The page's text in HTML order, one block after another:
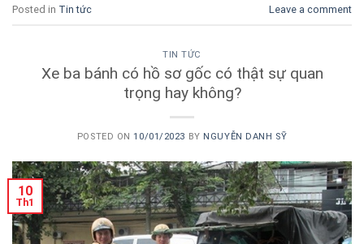
Posted in Tin tức Leave a comment
TIN TỨC
Xe ba bánh có hồ sơ gốc có thật sự quan
trọng hay không?
POSTED ON10/01/2023 BY NGUYỄN DANH SỸ
10
Th1